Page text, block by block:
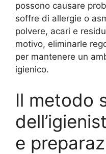
possono causare
soffre di allergie o
polvere, acari e
motivo, eliminarle
per mantenere un
igienico.
Il metodo
e